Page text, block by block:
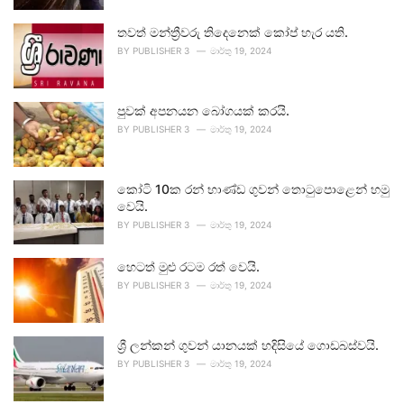
තවත් මන්ත්‍රීවරු තිදෙනෙක් කෝප් හැර යති.
BY PUBLISHER 3 මාර්තු 19, 2024
පුවක් අපනයන බෝගයක් කරයි.
BY PUBLISHER 3 මාර්තු 19, 2024
කෝටි 10ක රන් භාණ්ඩ ගුවන් තොටුපොළෙන් හමු
වෙයි.
BY PUBLISHER 3 මාර්තු 19, 2024
හෙටත් මුළු රටම රත් වෙයි.
BY PUBLISHER 3 මාර්තු 19, 2024
ශ්‍රී ලන්කන් ගුවන් යානයක් හදිසියේ ගොඩබස්වයි.
BY PUBLISHER 3 මාර්තු 19, 2024